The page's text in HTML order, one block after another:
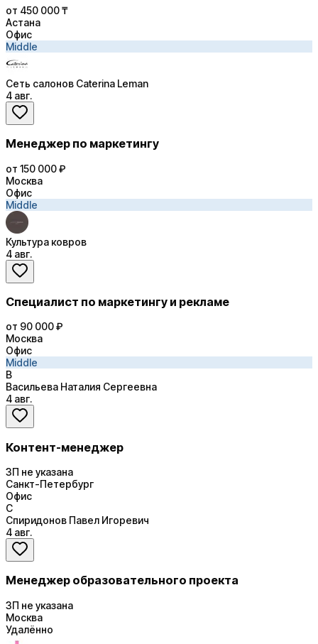
от 450 000 ₸
Астана
Офис
Middle
Сеть салонов Caterina Leman
4 авг.
Менеджер по маркетингу
от 150 000 ₽
Москва
Офис
Middle
Культура ковров
4 авг.
Специалист по маркетингу и рекламе
от 90 000 ₽
Москва
Офис
Middle
В
Васильева Наталия Сергеевна
4 авг.
Контент-менеджер
ЗП не указана
Санкт-Петербург
Офис
С
Спиридонов Павел Игоревич
4 авг.
Менеджер образовательного проекта
ЗП не указана
Москва
Удалённо